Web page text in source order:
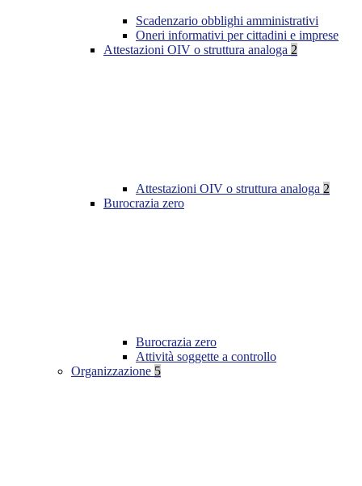
Scadenzario obblighi amministrativi
Oneri informativi per cittadini e imprese
Attestazioni OIV o struttura analoga 2
Attestazioni OIV o struttura analoga 2
Burocrazia zero
Burocrazia zero
Attività soggette a controllo
Organizzazione 5